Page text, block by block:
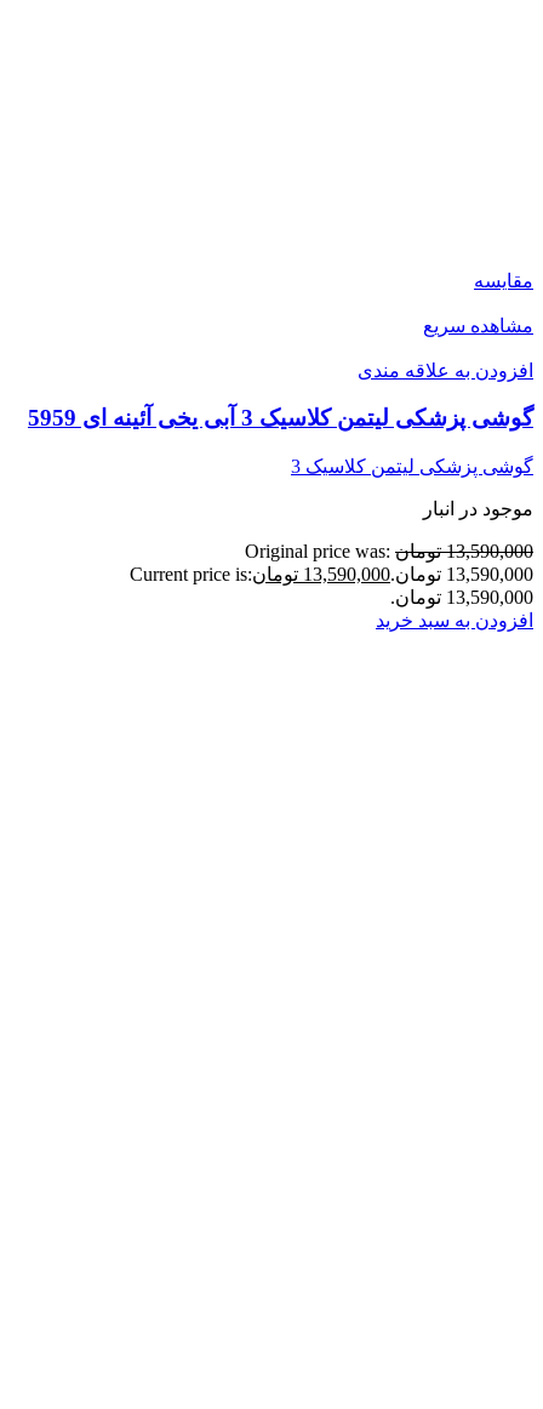
مقایسه
مشاهده سریع
افزودن به علاقه مندی
گوشی پزشکی لیتمن کلاسیک 3 آبی یخی آئینه ای 5959
گوشی پزشکی لیتمن کلاسیک 3
موجود در انبار
13,590,000 تومان
Original price was:
13,590,000 تومان.
13,590,000 تومان
Current price is:
13,590,000 تومان.
افزودن به سبد خرید